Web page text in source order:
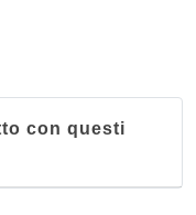
con questi